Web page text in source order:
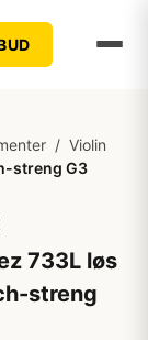
/ Violin
streng G3
733L løs
streng